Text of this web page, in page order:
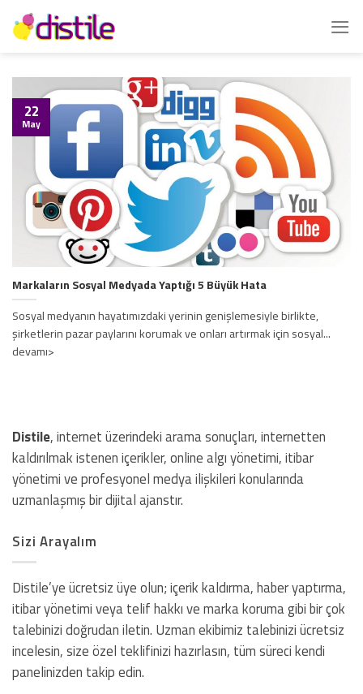
İçeriğe
atla
Markaların Sosyal Medyada Yaptığı 5 Büyük Hata
Sosyal medyanın hayatımızdaki yerinin genişlemesiyle birlikte,
şirketlerin pazar paylarını korumak ve onları artırmak için sosyal...
devamı>
22
May
Distile, internet üzerindeki arama sonuçları, internetten
kaldırılmak istenen içerikler, online algı yönetimi, itibar
yönetimi ve profesyonel medya ilişkileri konularında
uzmanlaşmış bir dijital ajanstır.
Sizi Arayalım
Distile’ye ücretsiz üye olun; içerik kaldırma, haber yaptırma,
itibar yönetimi veya telif hakkı ve marka koruma gibi bir çok
talebinizi doğrudan iletin. Uzman ekibimiz talebinizi ücretsiz
incelesin, size özel teklifinizi hazırlasın, tüm süreci kendi
panelinizden takip edin.